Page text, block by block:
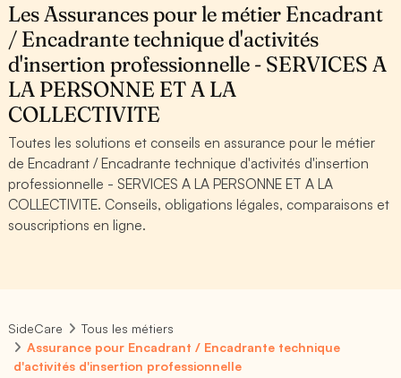
Les Assurances pour le métier Encadrant
/ Encadrante technique d'activités
d'insertion professionnelle - SERVICES A
LA PERSONNE ET A LA
COLLECTIVITE
Toutes les solutions et conseils en assurance pour le métier
de Encadrant / Encadrante technique d'activités d'insertion
professionnelle - SERVICES A LA PERSONNE ET A LA
COLLECTIVITE. Conseils, obligations légales, comparaisons et
souscriptions en ligne.
SideCare
Tous les métiers
Assurance pour Encadrant / Encadrante technique
d'activités d'insertion professionnelle